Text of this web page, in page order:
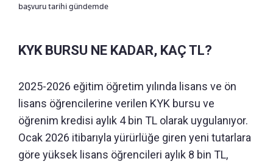
başvuru tarihi gündemde
KYK BURSU NE KADAR, KAÇ TL?
2025-2026 eğitim öğretim yılında lisans ve ön
lisans öğrencilerine verilen KYK bursu ve
öğrenim kredisi aylık 4 bin TL olarak uygulanıyor.
Ocak 2026 itibarıyla yürürlüğe giren yeni tutarlara
göre yüksek lisans öğrencileri aylık 8 bin TL,